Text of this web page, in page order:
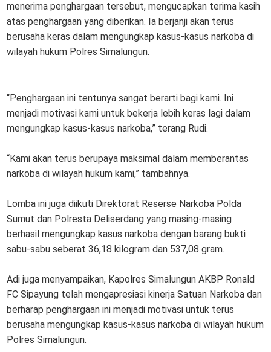
menerima penghargaan tersebut, mengucapkan terima kasih
atas penghargaan yang diberikan. Ia berjanji akan terus
berusaha keras dalam mengungkap kasus-kasus narkoba di
wilayah hukum Polres Simalungun.
“Penghargaan ini tentunya sangat berarti bagi kami. Ini
menjadi motivasi kami untuk bekerja lebih keras lagi dalam
mengungkap kasus-kasus narkoba,” terang Rudi.
“Kami akan terus berupaya maksimal dalam memberantas
narkoba di wilayah hukum kami,” tambahnya.
Lomba ini juga diikuti Direktorat Reserse Narkoba Polda
Sumut dan Polresta Deliserdang yang masing-masing
berhasil mengungkap kasus narkoba dengan barang bukti
sabu-sabu seberat 36,18 kilogram dan 537,08 gram.
Adi juga menyampaikan, Kapolres Simalungun AKBP Ronald
FC Sipayung telah mengapresiasi kinerja Satuan Narkoba dan
berharap penghargaan ini menjadi motivasi untuk terus
berusaha mengungkap kasus-kasus narkoba di wilayah hukum
Polres Simalungun.